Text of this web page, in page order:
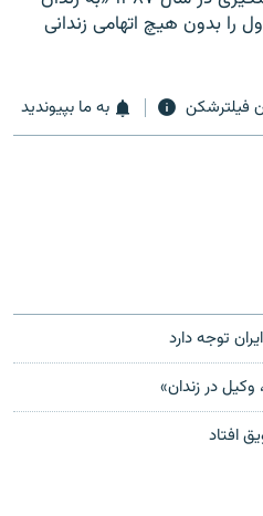
را بدون هیچ اتهامی زندانی
فیلترشکن به ما بپیوندید
توجه دارد
وکیل در زندان»
افتاد